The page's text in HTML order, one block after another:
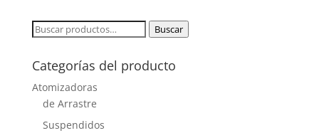
Buscar
Buscar
Categorías del producto
Atomizadoras
de Arrastre
Suspendidos